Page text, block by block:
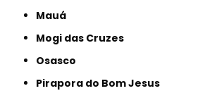
Mauá
Mogi das Cruzes
Osasco
Pirapora do Bom Jesus